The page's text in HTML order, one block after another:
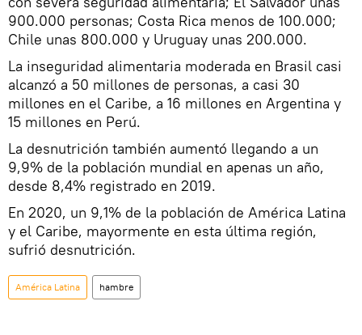
900.000 personas; Costa Rica menos de 100.000;
Chile unas 800.000 y Uruguay unas 200.000.
La inseguridad alimentaria moderada en Brasil casi
alcanzó a 50 millones de personas, a casi 30
millones en el Caribe, a 16 millones en Argentina y
15 millones en Perú.
La desnutrición también aumentó llegando a un
9,9% de la población mundial en apenas un año,
desde 8,4% registrado en 2019.
En 2020, un 9,1% de la población de América Latina
y el Caribe, mayormente en esta última región,
sufrió desnutrición.
América Latina hambre